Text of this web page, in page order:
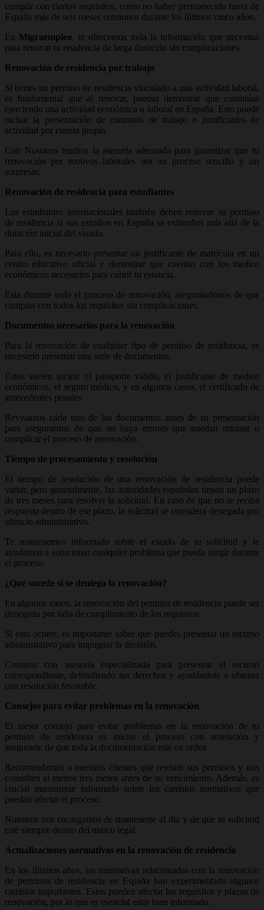
cumplir con ciertos requisitos, como no haber permanecido fuera de
España más de seis meses continuos durante los últimos cinco años.
En Migraempleo, te ofrecemos toda la información que necesitas
para renovar tu residencia de larga duración sin complicaciones.
Renovación de residencia por trabajo
Si tienes un permiso de residencia vinculado a una actividad laboral,
es fundamental que al renovar, puedas demostrar que continúas
ejerciendo una actividad económica o laboral en España. Esto puede
incluir la presentación de contratos de trabajo o justificantes de
actividad por cuenta propia.
Con Nosotros tendras la asesoría adecuada para garantizar que tu
renovación por motivos laborales sea un proceso sencillo y sin
sorpresas.
Renovación de residencia para estudiantes
Los estudiantes internacionales también deben renovar su permiso
de residencia si sus estudios en España se extienden más allá de la
duración inicial del visado.
Para ello, es necesario presentar un justificante de matrícula en un
centro educativo oficial y demostrar que cuentas con los medios
económicos necesarios para cubrir tu estancia.
Esta durante todo el proceso de renovación, asegurándonos de que
cumplas con todos los requisitos sin complicaciones.
Documentos necesarios para la renovación
Para la renovación de cualquier tipo de permiso de residencia, es
necesario presentar una serie de documentos.
Estos suelen incluir el pasaporte válido, el justificante de medios
económicos, el seguro médico, y en algunos casos, el certificado de
antecedentes penales.
Revisamos cada uno de los documentos antes de su presentación
para asegurarnos de que no haya errores que puedan retrasar o
complicar el proceso de renovación.
Tiempo de procesamiento y resolución
El tiempo de resolución de una renovación de residencia puede
variar, pero generalmente, las autoridades españolas tienen un plazo
de tres meses para resolver la solicitud. En caso de que no se reciba
respuesta dentro de ese plazo, la solicitud se considera denegada por
silencio administrativo.
Te mantenemos informado sobre el estado de tu solicitud y te
ayudamos a solucionar cualquier problema que pueda surgir durante
el proceso.
¿Qué sucede si se deniega la renovación?
En algunos casos, la renovación del permiso de residencia puede ser
denegada por falta de cumplimiento de los requisitos.
Si esto ocurre, es importante saber que puedes presentar un recurso
administrativo para impugnar la decisión.
Contaras con asesoría especializada para presentar el recurso
correspondiente, defendiendo tus derechos y ayudándote a obtener
una resolución favorable.
Consejos para evitar problemas en la renovación
El mejor consejo para evitar problemas en la renovación de tu
permiso de residencia es iniciar el proceso con antelación y
asegurarte de que toda la documentación esté en orden
Recomendamos a nuestros clientes que revisen sus permisos y nos
consulten al menos tres meses antes de su vencimiento. Además, es
crucial mantenerse informado sobre los cambios normativos que
puedan afectar el proceso.
Nosotros nos encargamos de mantenerte al día y de que tu solicitud
esté siempre dentro del marco legal.
Actualizaciones normativas en la renovación de residencia
En los últimos años, las normativas relacionadas con la renovación
de permisos de residencia en España han experimentado algunos
cambios importantes. Estos pueden afectar los requisitos y plazos de
renovación, por lo que es esencial estar bien informado.